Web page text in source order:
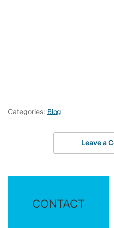
Categories: Blog
Leave a
CONTACT